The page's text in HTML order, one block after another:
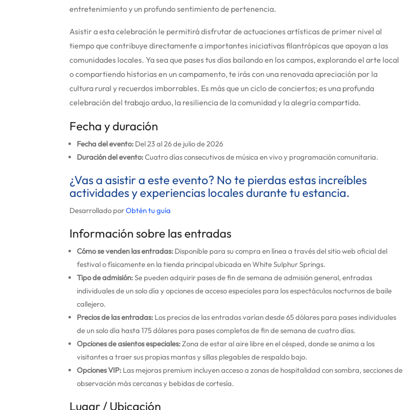
entretenimiento y un profundo sentimiento de pertenencia.
Asistir a esta celebración le permitirá disfrutar de actuaciones artísticas de primer nivel al
tiempo que contribuye directamente a importantes iniciativas filantrópicas que apoyan a las
comunidades locales. Ya sea que pases tus días bailando en los campos, explorando el arte local
o compartiendo historias en un campamento, te irás con una renovada apreciación por la
cultura rural y recuerdos imborrables. Es más que un ciclo de conciertos; es una profunda
celebración del trabajo arduo, la resiliencia de la comunidad y la alegría compartida.
Fecha y duración
Fecha del evento: Del 23 al 26 de julio de 2026
Duración del evento:Cuatro días consecutivos de música en vivo y programación comunitaria.
¿Vas a asistir a este evento? No te pierdas estas increíbles
actividades y experiencias locales durante tu estancia.
Desarrollado porObtén tu guía
Información sobre las entradas
Cómo se venden las entradas: Disponible para su compra en línea a través del sitio web oficial del
festival o físicamente en la tienda principal ubicada en White Sulphur Springs.
Tipo de admisión:Se pueden adquirir pases de fin de semana de admisión general, entradas
individuales de un solo día y opciones de acceso especiales para los espectáculos nocturnos de baile
callejero.
Precios de las entradas: Los precios de las entradas varían desde 65 dólares para pases individuales
de un solo día hasta 175 dólares para pases completos de fin de semana de cuatro días.
Opciones de asientos especiales:Zona de estar al aire libre en el césped, donde se anima a los
visitantes a traer sus propias mantas y sillas plegables de respaldo bajo.
Opciones VIP: Las mejoras premium incluyen acceso a zonas de hospitalidad con sombra, secciones de
observación más cercanas y bebidas de cortesía.
Lugar / Ubicación